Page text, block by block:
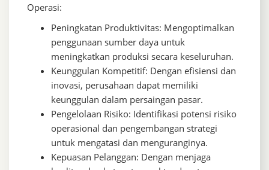
Operasi:
Peningkatan Produktivitas: Mengoptimalkan
penggunaan sumber daya untuk
meningkatkan produksi secara keseluruhan.
Keunggulan Kompetitif: Dengan efisiensi dan
inovasi, perusahaan dapat memiliki
keunggulan dalam persaingan pasar.
Pengelolaan Risiko: Identifikasi potensi risiko
operasional dan pengembangan strategi
untuk mengatasi dan menguranginya.
Kepuasan Pelanggan: Dengan menjaga